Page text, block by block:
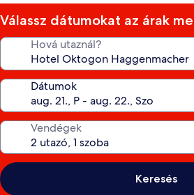
Válassz dátumokat az árak
Hová utaznál?
Dátumok
Vendégek
Keresés